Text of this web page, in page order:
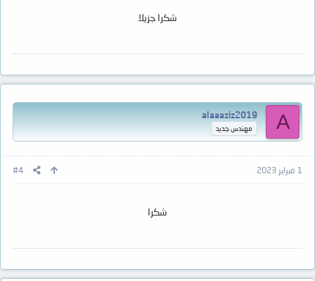
شكرا جزيلا
A
alaaaziz2019
مهندس جديد
1 فبراير 2023 #4
شكرا